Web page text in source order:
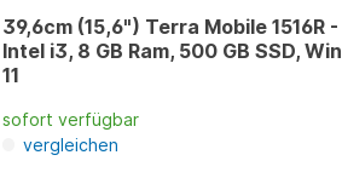
39,6cm (15,6") Terra Mobile 1516R -
Intel i3, 8 GB Ram, 500 GB SSD, Win
11
sofort verfügbar
vergleichen